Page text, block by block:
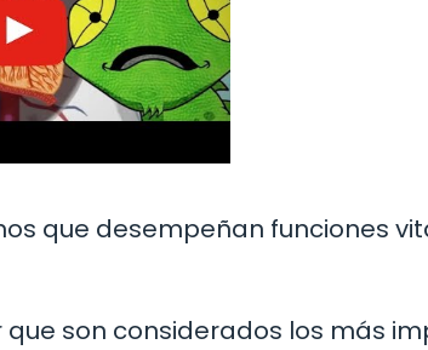
que desempeñan funciones
son considerados los más